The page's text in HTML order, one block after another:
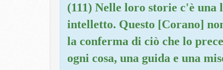
(111) Nelle loro storie c'è una
intelletto. Questo [Corano]
la conferma di ciò che lo
ogni cosa, una guida e una